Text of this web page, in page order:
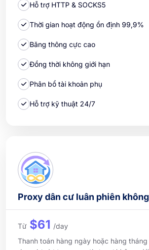
Hỗ trợ HTTP & SOCKS5
Thời gian hoạt động ổn định 99,9%
Băng thông cực cao
Đồng thời không giới hạn
Phân bổ tài khoản phụ
Hỗ trợ kỹ thuật 24/7
Proxy dân cư luân phiên
Từ $61 /day
Thanh toán hàng ngày hoặc hàng